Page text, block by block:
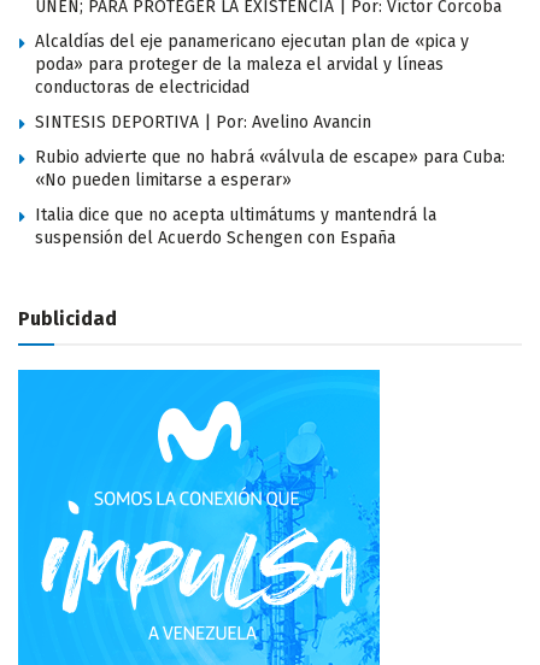
UNEN; PARA PROTEGER LA EXISTENCIA | Por: Víctor Corcoba
Alcaldías del eje panamericano ejecutan plan de «pica y
poda» para proteger de la maleza el arvidal y líneas
conductoras de electricidad
SINTESIS DEPORTIVA | Por: Avelino Avancin
Rubio advierte que no habrá «válvula de escape» para Cuba:
«No pueden limitarse a esperar»
Italia dice que no acepta ultimátums y mantendrá la
suspensión del Acuerdo Schengen con España
Publicidad